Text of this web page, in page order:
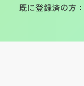
既に登録済の方